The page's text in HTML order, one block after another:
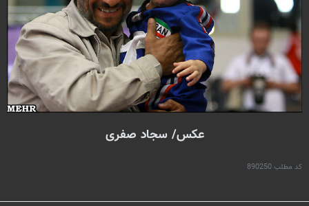
عکس/ سجاد صفری
کد مطلب890250